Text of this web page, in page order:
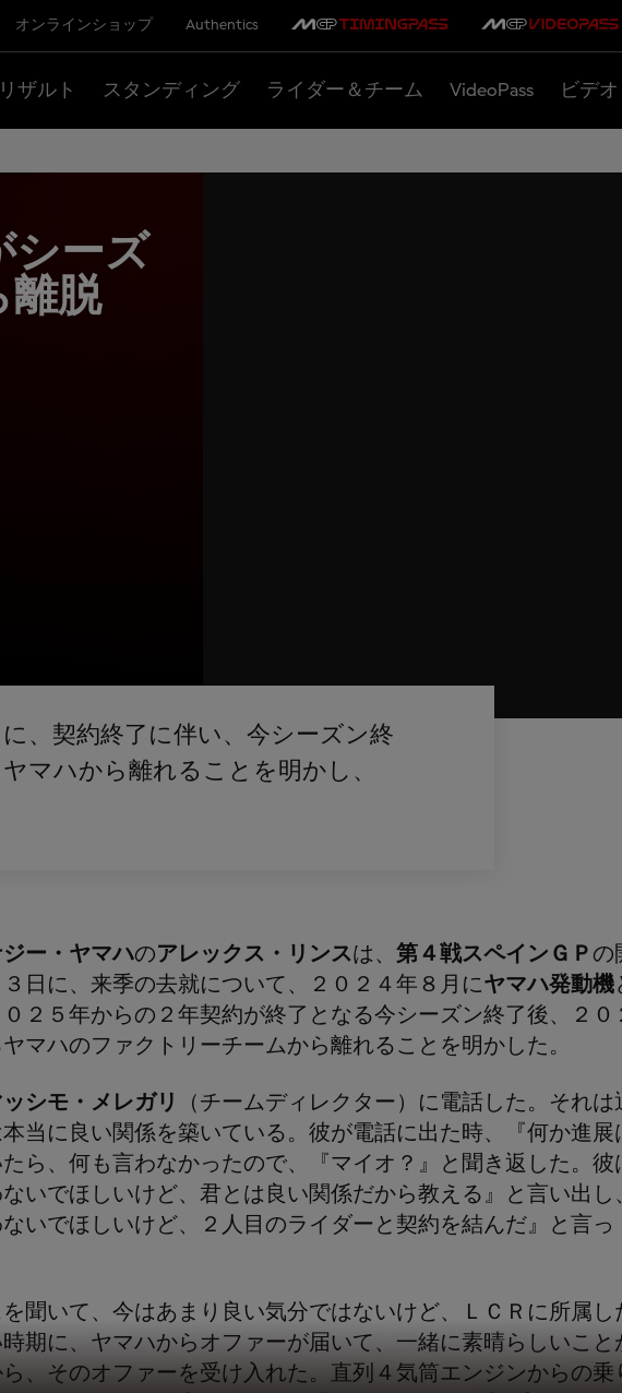
オンラインショップ Authentics
リザルト スタンディング ライダー＆チーム VideoPass ビデオ
シーズ
離脱
、契約終了に伴い、今シーズン終
マハから離れることを明かし、
ー・ヤマハの アレックス・リンスは、 第４戦スペインＧＰ の
日に、来季の去就について、２０２４年８月にヤマハ発動機
２５年からの２年契約が終了となる今シーズン終了後、２０
マハのファクトリーチームから離れることを明かした。
シモ・メレガリ
（チームディレクター）に電話した。それは
当に良い関係を築いている。彼が電話に出た時、『何か進展
ら、何も言わなかったので、『マイオ？』と聞き返した。彼
ないでほしいけど、君とは良い関係だから教える』と言い出し
ないでほしいけど、２人目のライダーと契約を結んだ』と言っ
を聞いて、今はあまり良い気分ではないけど、ＬＣＲに所属し
期に、ヤマハからオファーが届いて、一緒に素晴らしいこと
、そのオファーを受け入れた。直列４気筒エンジンからの乗